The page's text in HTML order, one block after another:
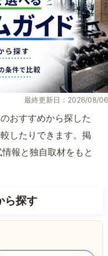
最終更新日：2026/08/06
おすすめから探した
したりできます。掲
報と独自取材をもと
ら探す